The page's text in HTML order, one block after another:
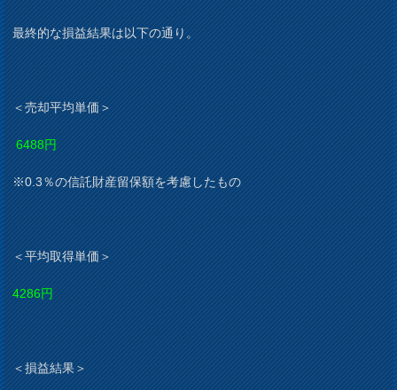
最終的な損益結果は以下の通り。
＜売却平均単価＞
6488円
※0.3％の信託財産留保額を考慮したもの
＜平均取得単価＞
4286円
＜損益結果＞